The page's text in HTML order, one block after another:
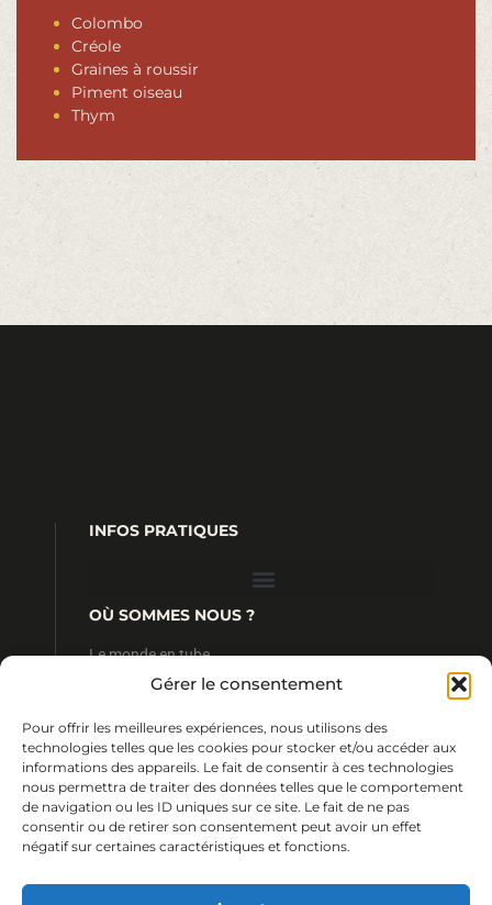
Gérer le consentement
Pour offrir les meilleures expériences, nous utilisons des
technologies telles que les cookies pour stocker et/ou accéder aux
informations des appareils. Le fait de consentir à ces technologies
nous permettra de traiter des données telles que le comportement
de navigation ou les ID uniques sur ce site. Le fait de ne pas
consentir ou de retirer son consentement peut avoir un effet
négatif sur certaines caractéristiques et fonctions.
Colombo
Créole
Graines à roussir
Piment oiseau
Thym
INFOS PRATIQUES
OÙ SOMMES NOUS ?
Le monde en tube
4 rue Ratel
35190 Tinténiac
CONTACT
+33 (0) 2 99 68 13 64
+33 (0) 2 99 23 09 24
contact@lemondeentube.com